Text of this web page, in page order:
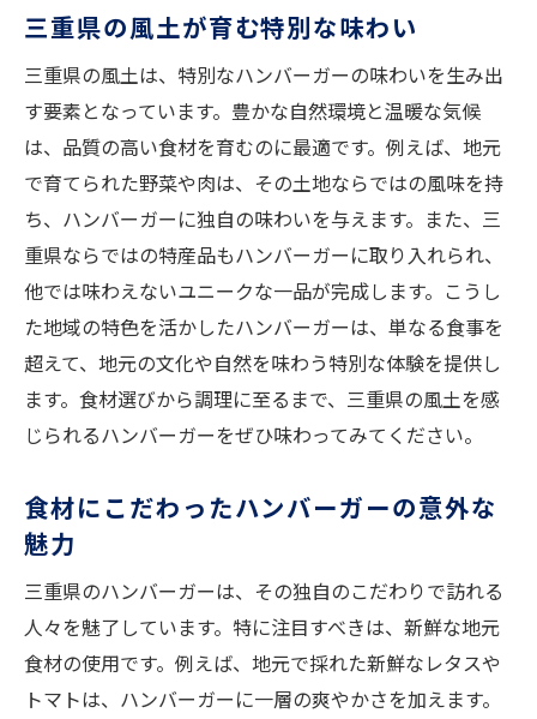
三重県の風土が育む特別な味わい
三重県の風土は、特別なハンバーガーの味わいを生み出
す要素となっています。豊かな自然環境と温暖な気候
は、品質の高い食材を育むのに最適です。例えば、地元
で育てられた野菜や肉は、その土地ならではの風味を持
ち、ハンバーガーに独自の味わいを与えます。また、三
重県ならではの特産品もハンバーガーに取り入れられ、
他では味わえないユニークな一品が完成します。こうし
た地域の特色を活かしたハンバーガーは、単なる食事を
超えて、地元の文化や自然を味わう特別な体験を提供し
ます。食材選びから調理に至るまで、三重県の風土を感
じられるハンバーガーをぜひ味わってみてください。
食材にこだわったハンバーガーの意外な
魅力
三重県のハンバーガーは、その独自のこだわりで訪れる
人々を魅了しています。特に注目すべきは、新鮮な地元
食材の使用です。例えば、地元で採れた新鮮なレタスや
トマトは、ハンバーガーに一層の爽やかさを加えます。